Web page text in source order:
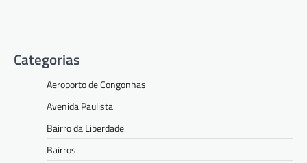
Categorias
Aeroporto de Congonhas
Avenida Paulista
Bairro da Liberdade
Bairros